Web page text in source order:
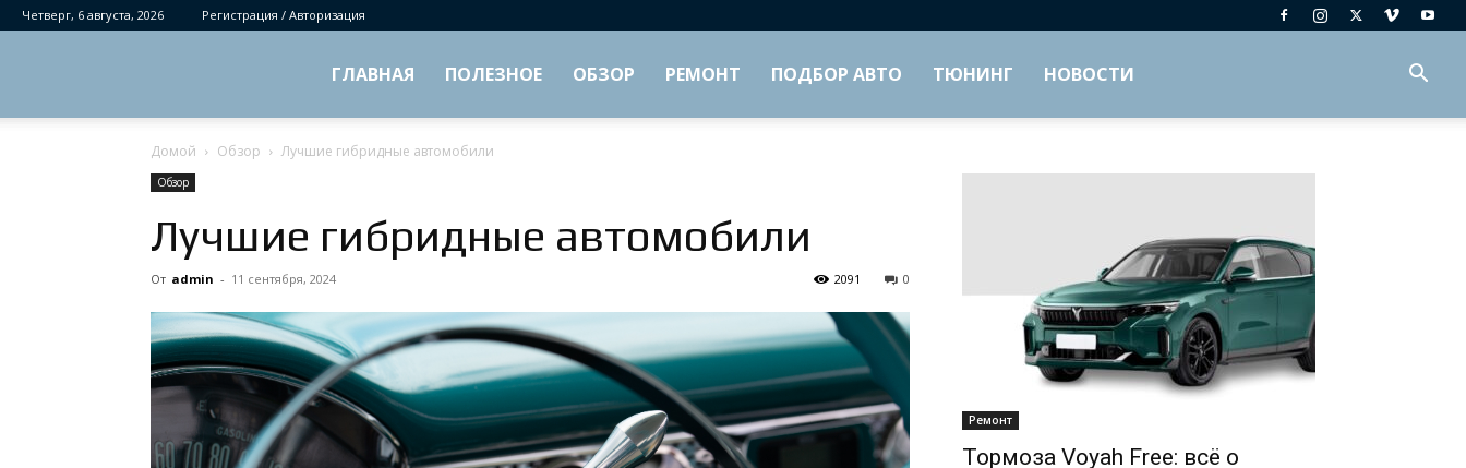
Четверг, 6 августа, 2026 Регистрация / Авторизация
ГЛАВНАЯ ПОЛЕЗНОЕ ОБЗОР РЕМОНТ ПОДБОР АВТО ТЮНИНГ НОВОСТИ
Домой Обзор Лучшие гибридные автомобили
Обзор
Лучшие гибридные автомобили
От admin - 11 сентября, 2024 0
2091
Ремонт
Тормоза Voyah Free: всё о